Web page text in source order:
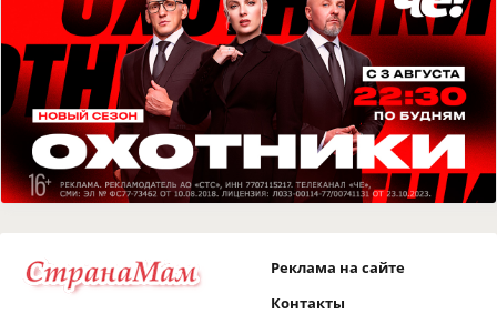
Реклама на сайте
Контакты